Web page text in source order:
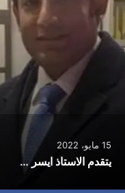
15 مايو، 2022
يتقدم الاستاذ ايسر رمضان بجريدة المستقبل العربي اليوم الي الاستاذ خالد جادالله حماده بخالص التهاني والتبريكات لقبوله عضوا بنقابة المحامين